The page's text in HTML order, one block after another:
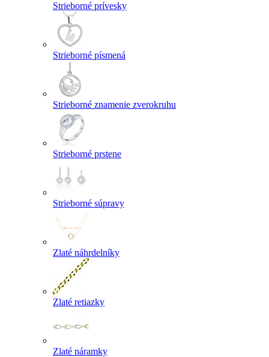
Strieborné prívesky
Strieborné písmená
Strieborné znamenie zverokruhu
Strieborné prstene
Strieborné súpravy
Zlaté náhrdelníky
Zlaté retiazky
Zlaté náramky